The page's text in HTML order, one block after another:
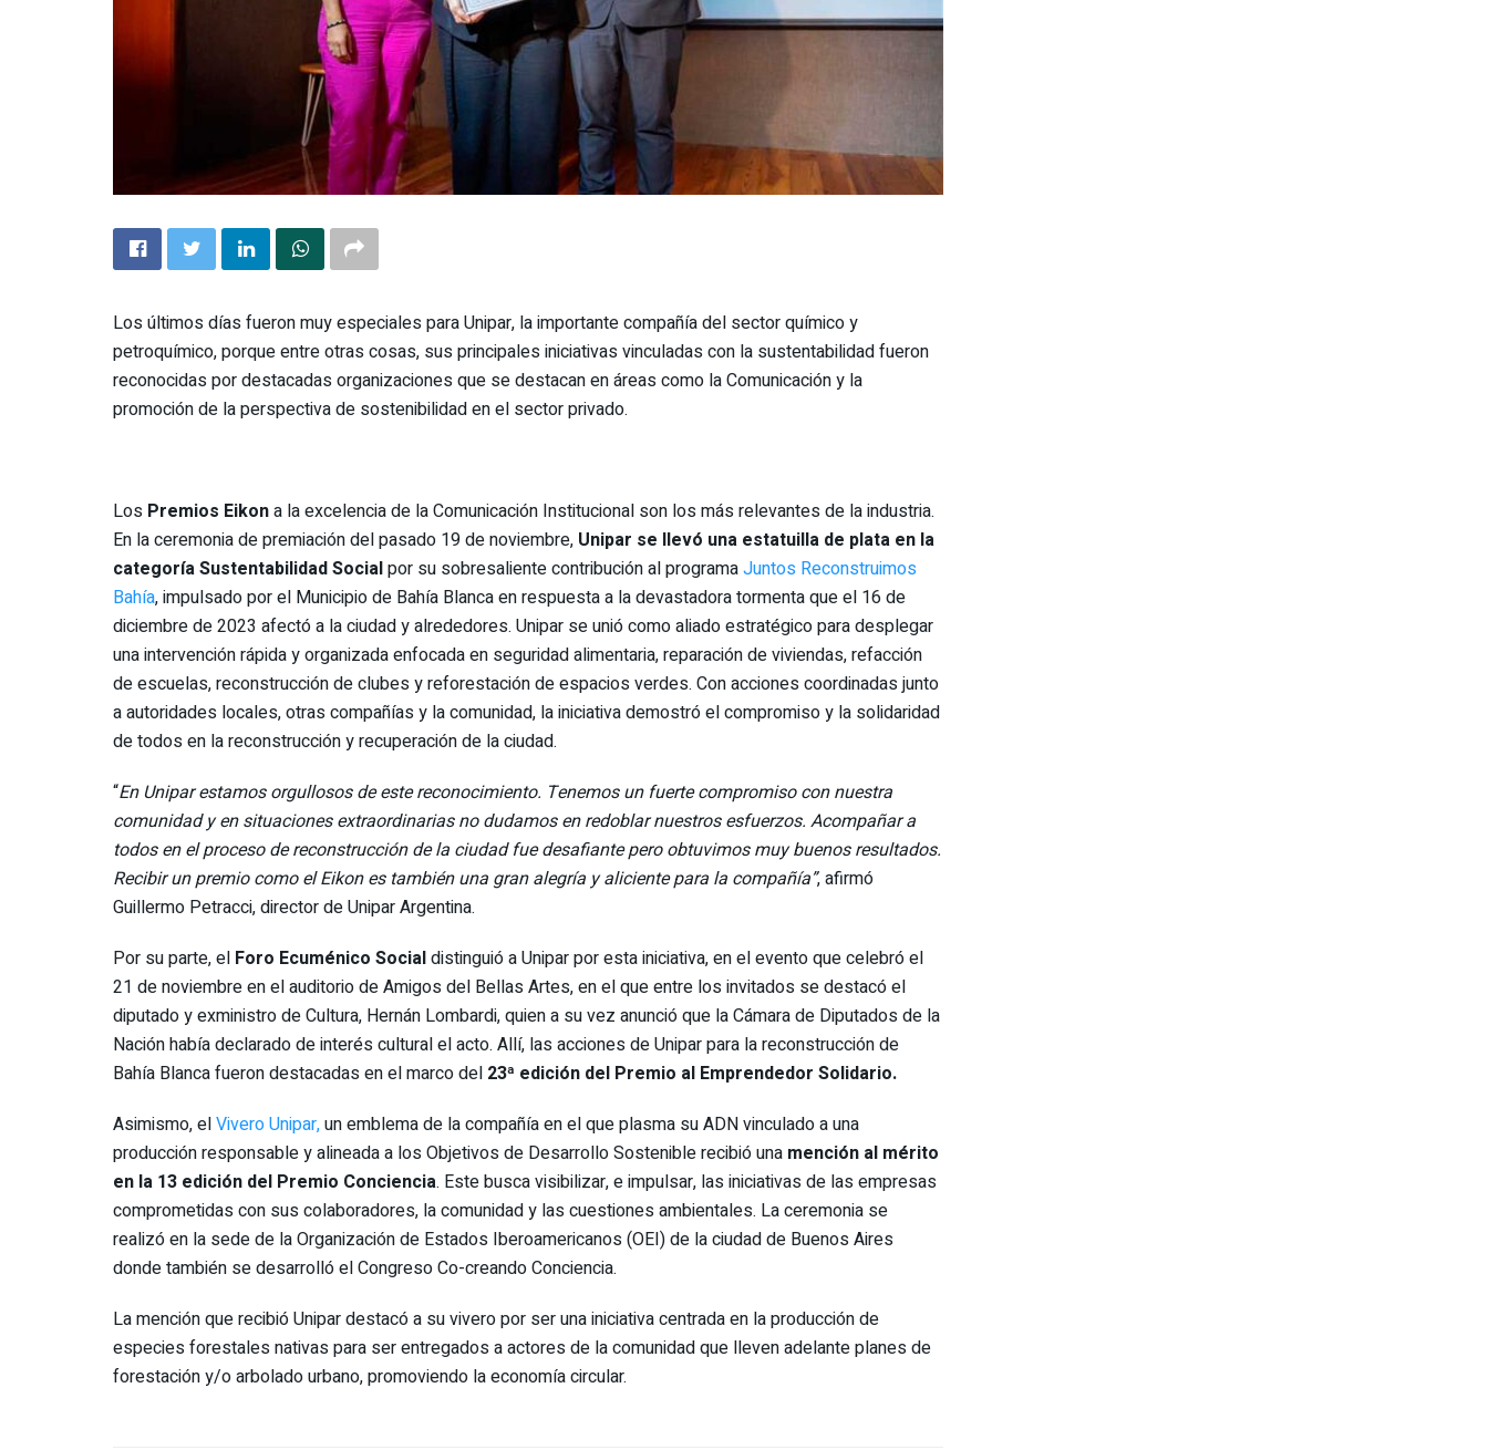
Los últimos días fueron muy especiales para Unipar, la importante compañía del sector químico y
petroquímico, porque entre otras cosas, sus principales iniciativas vinculadas con la sustentabilidad fueron
reconocidas por destacadas organizaciones que se destacan en áreas como la Comunicación y la
promoción de la perspectiva de sostenibilidad en el sector privado.
Los Premios Eikona la excelencia de la Comunicación Institucional son los más relevantes de la industria.
En la ceremonia de premiación del pasado 19 de noviembre, Unipar se llevó una estatuilla de plata en la
categoría Sustentabilidad Socialpor su sobresaliente contribución al programaJuntos Reconstruimos
Bahía, impulsado por el Municipio de Bahía Blanca en respuesta a la devastadora tormenta que el 16 de
diciembre de 2023 afectó a la ciudad y alrededores. Unipar se unió como aliado estratégico para desplegar
una intervención rápida y organizada enfocada en seguridad alimentaria, reparación de viviendas, refacción
de escuelas, reconstrucción de clubes y reforestación de espacios verdes. Con acciones coordinadas junto
a autoridades locales, otras compañías y la comunidad, la iniciativa demostró el compromiso y la solidaridad
de todos en la reconstrucción y recuperación de la ciudad.
“En Unipar estamos orgullosos de este reconocimiento. Tenemos un fuerte compromiso con nuestra
comunidad y en situaciones extraordinarias no dudamos en redoblar nuestros esfuerzos. Acompañar a
todos en el proceso de reconstrucción de la ciudad fue desafiante pero obtuvimos muy buenos resultados.
Recibir un premio como el Eikon es también una gran alegría y aliciente para la compañía”, afirmó
Guillermo Petracci, director de Unipar Argentina.
Por su parte, el Foro Ecuménico Socialdistinguió a Unipar por esta iniciativa, en el evento que celebró el
21 de noviembre en el auditorio de Amigos del Bellas Artes, en el que entre los invitados se destacó el
diputado y exministro de Cultura, Hernán Lombardi, quien a su vez anunció que la Cámara de Diputados de la
Nación había declarado de interés cultural el acto. Allí, las acciones de Unipar para la reconstrucción de
Bahía Blanca fueron destacadas en el marco del 23ª edición del Premio al Emprendedor Solidario.
Asimismo, elVivero Unipar,un emblema de la compañía en el que plasma su ADN vinculado a una
producción responsable y alineada a los Objetivos de Desarrollo Sostenible recibió una mención al mérito
en la 13 edición del Premio Conciencia. Este busca visibilizar, e impulsar, las iniciativas de las empresas
comprometidas con sus colaboradores, la comunidad y las cuestiones ambientales. La ceremonia se
realizó en la sede de la Organización de Estados Iberoamericanos (OEI) de la ciudad de Buenos Aires
donde también se desarrolló el Congreso Co-creando Conciencia.
La mención que recibió Unipar destacó a su vivero por ser una iniciativa centrada en la producción de
especies forestales nativas para ser entregados a actores de la comunidad que lleven adelante planes de
forestación y/o arbolado urbano, promoviendo la economía circular.